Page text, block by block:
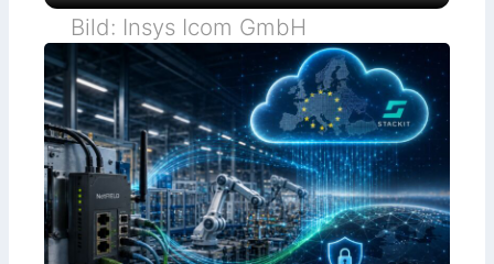
Bild: Insys Icom GmbH